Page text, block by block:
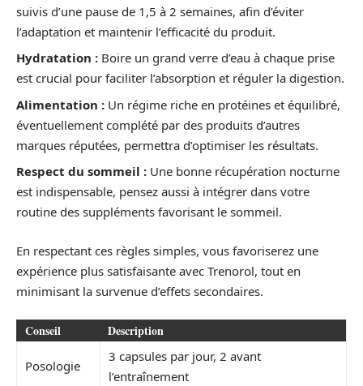
suivis d’une pause de 1,5 à 2 semaines, afin d’éviter
l’adaptation et maintenir l’efficacité du produit.
Hydratation : Boire un grand verre d’eau à chaque prise
est crucial pour faciliter l’absorption et réguler la digestion.
Alimentation : Un régime riche en protéines et équilibré,
éventuellement complété par des produits d’autres
marques réputées, permettra d’optimiser les résultats.
Respect du sommeil : Une bonne récupération nocturne
est indispensable, pensez aussi à intégrer dans votre
routine des suppléments favorisant le sommeil.
En respectant ces règles simples, vous favoriserez une
expérience plus satisfaisante avec Trenorol, tout en
minimisant la survenue d’effets secondaires.
Conseil Description
Posologie
3 capsules par jour, 2 avant
l’entraînement